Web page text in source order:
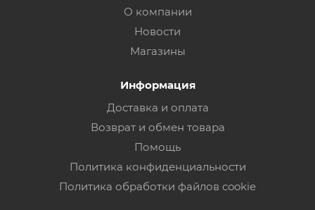
О компании
Новости
Магазины
Информация
Доставка и оплата
Возврат и обмен товара
Помощь
Политика конфиденциальности
Политика обработки файлов cookie